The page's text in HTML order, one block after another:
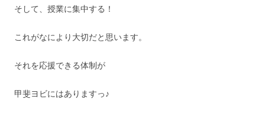
そして、授業に集中する！
これがなにより大切だと思います。
それを応援できる体制が
甲斐ヨビにはありますっ♪